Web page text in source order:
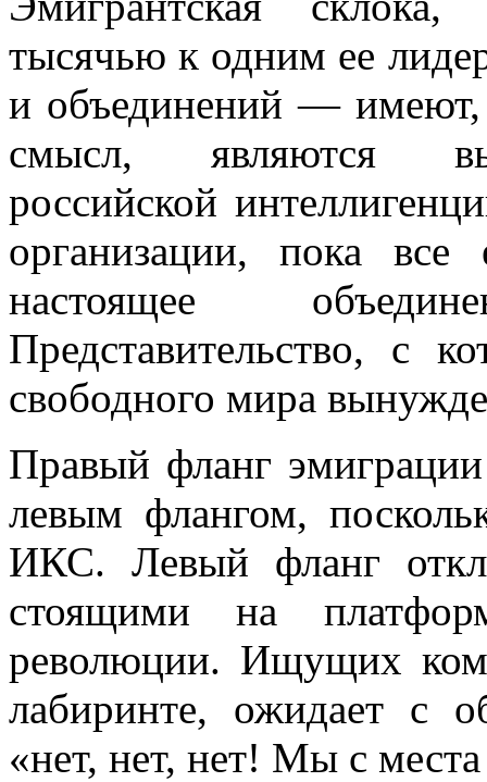
тысячью к одним ее
и объедине­ний — имеют,
смысл, являются
российской
организации, пока
настоящее
Представительство, с
свободного мира
Правый фланг эмиграции
левым флангом,
ИКС. Левый фланг
стоящими на
революции. Ищущих
лабиринте, ожидает с
«нет, нет, нет! Мы с